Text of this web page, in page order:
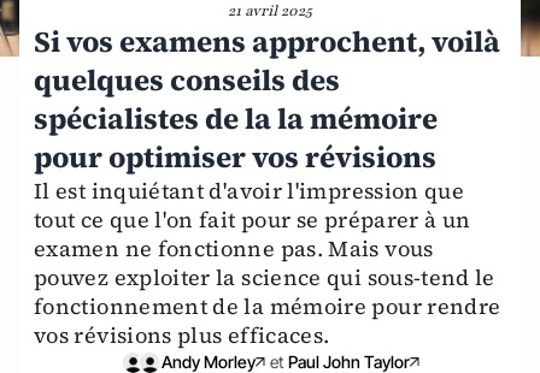
21 avril 2025
Si vos examens approchent, voilà
quelques conseils des
spécialistes de la la mémoire
pour optimiser vos révisions
Il est inquiétant d'avoir l'impression que
tout ce que l'on fait pour se préparer à un
examen ne fonctionne pas. Mais vous
pouvez exploiter la science qui sous-tend le
fonctionnement de la mémoire pour rendre
vos révisions plus efficaces.
Andy Morley et Paul John Taylor